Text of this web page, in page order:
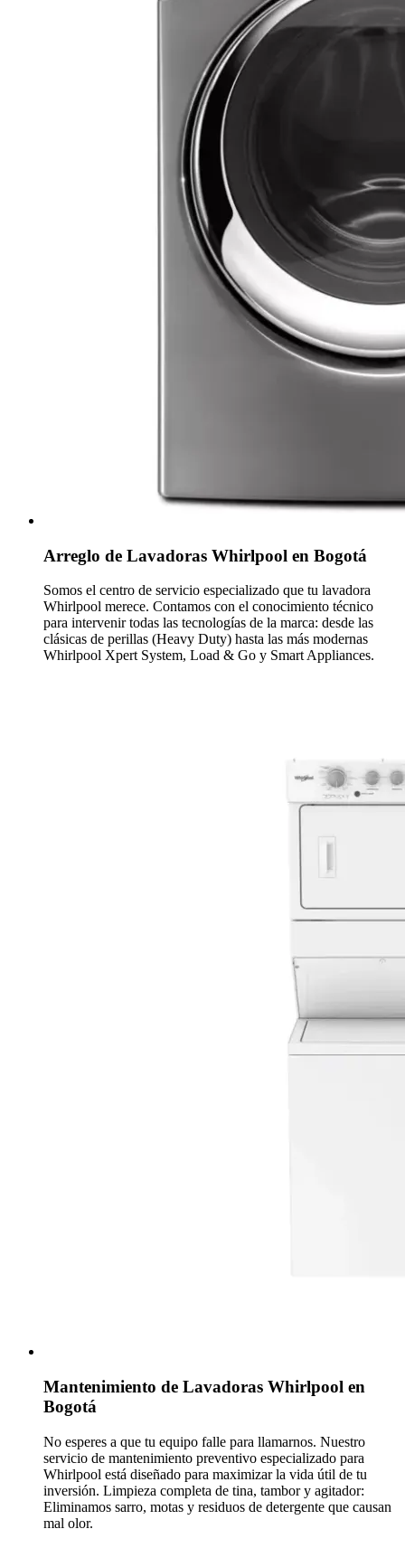
Arreglo de Lavadoras Whirlpool en Bogotá
Somos el centro de servicio especializado que tu lavadora
Whirlpool merece. Contamos con el conocimiento técnico
para intervenir todas las tecnologías de la marca: desde las
clásicas de perillas (Heavy Duty) hasta las más modernas
Whirlpool Xpert System, Load & Go y Smart Appliances.
Mantenimiento de Lavadoras Whirlpool en
Bogotá
No esperes a que tu equipo falle para llamarnos. Nuestro
servicio de mantenimiento preventivo especializado para
Whirlpool está diseñado para maximizar la vida útil de tu
inversión. Limpieza completa de tina, tambor y agitador:
Eliminamos sarro, motas y residuos de detergente que causan
mal olor.